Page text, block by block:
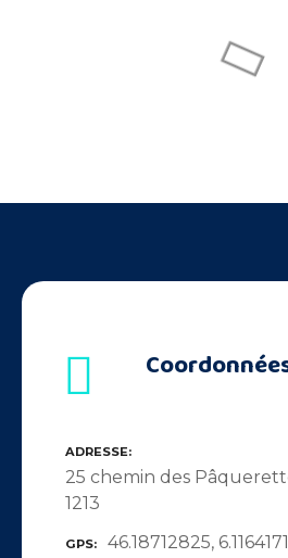
ADRESSE
25 chemin des
1213
GPS 46.18712825,